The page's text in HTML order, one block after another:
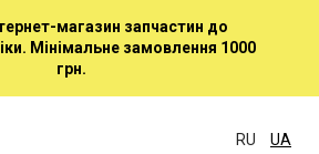
магазин запчастин до
Мінімальне замовлення 1000
грн.
RU UA